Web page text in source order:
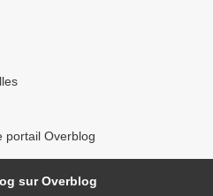
portail Overblog
sur Overblog